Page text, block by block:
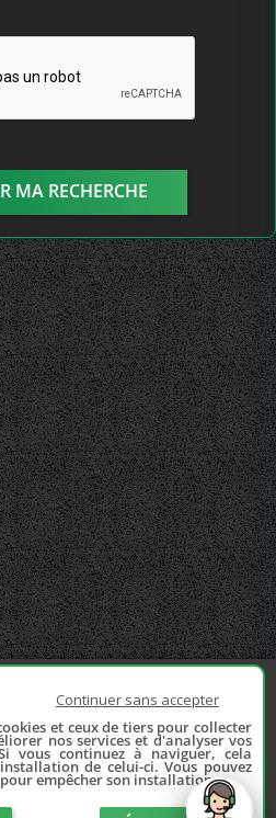
MA RECHERCHE
Continuer sans accepter
et ceux de tiers pour collecter
nos services et d'analyser vos
vous continuez à naviguer, cela
de celui-ci. Vous pouvez
empêcher son installation.